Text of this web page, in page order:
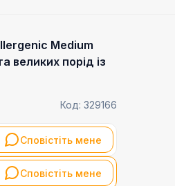
Medium
великих порід із
Код: 329166
Сповістіть мене
Сповістіть мене